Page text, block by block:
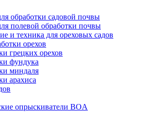
обработки садовой почвы
полевой обработки почвы
и техника для ореховых садов
орехов
грецких орехов
фундука
миндаля
арахиса
опрыскиватели BOA